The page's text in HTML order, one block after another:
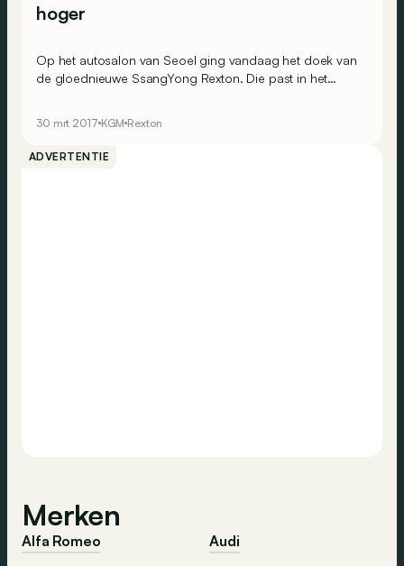
hoger
Op het autosalon van Seoel ging vandaag het doek van
de gloednieuwe SsangYong Rexton. Die past in het
30 mrt 2017 KGM Rexton
ADVERTENTIE
Merken
Alfa Romeo
Audi